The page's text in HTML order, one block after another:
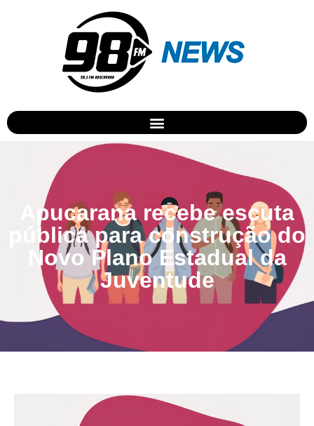
Apucarana recebe escuta
pública para construção do
Novo Plano Estadual da
Juventude